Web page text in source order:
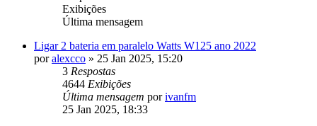
Exibições
Última mensagem
Ligar 2 bateria em paralelo Watts W125 ano 2022
poralexcco » 25 Jan 2025, 15:20
3 Respostas
4644 Exibições
Última mensagem porivanfm
25 Jan 2025, 18:33